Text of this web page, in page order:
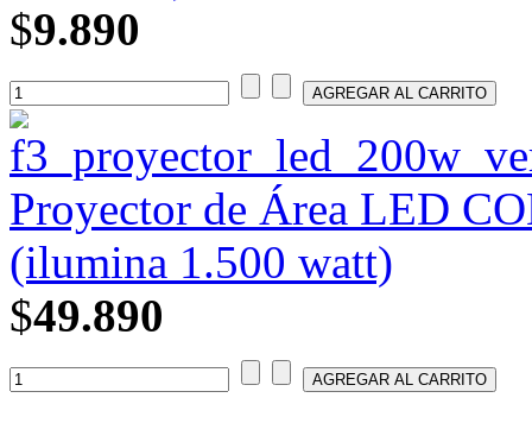
$9.890
Proyector de Área LED
(ilumina 1.500 watt)
$49.890